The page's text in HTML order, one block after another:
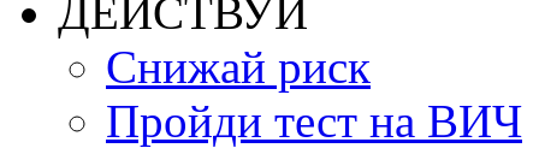
ДЕЙСТВУЙ
Снижай риск
Пройди тест на ВИЧ